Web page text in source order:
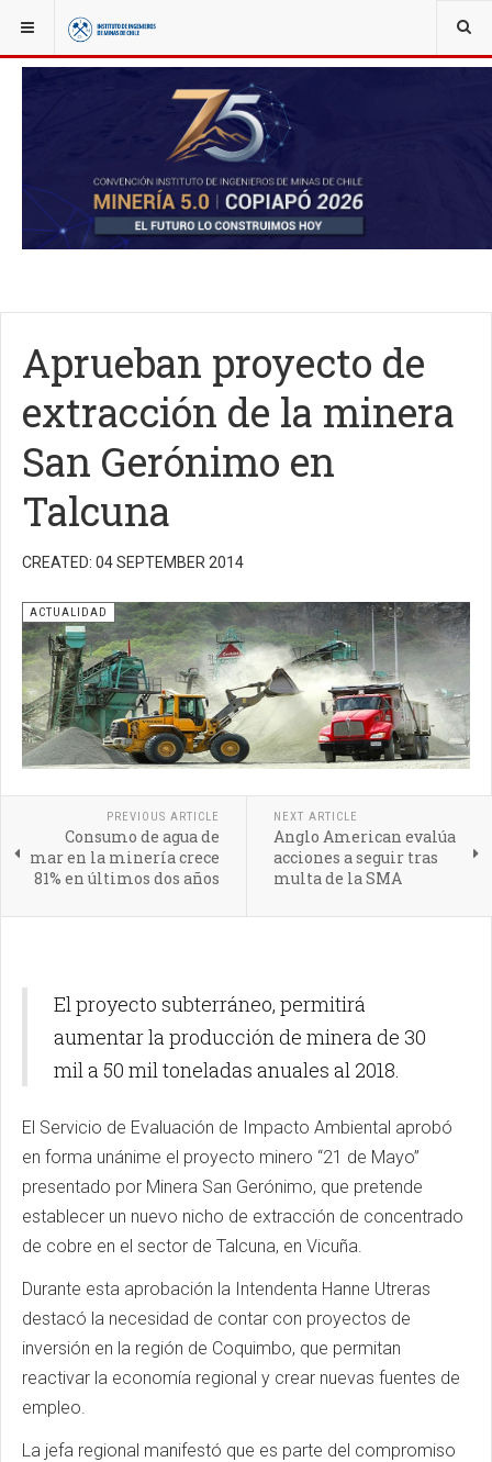
YOU ARE HERE: NOTICIAS
Aprueban proyecto de
extracción de la minera
San Gerónimo en
Talcuna
CREATED: 04 SEPTEMBER 2014
ACTUALIDAD
PREVIOUS ARTICLE
Consumo de agua de
mar en la minería crece
81% en últimos dos años
NEXT ARTICLE
Anglo American evalúa
acciones a seguir tras
multa de la SMA
El proyecto subterráneo, permitirá
aumentar la producción de minera de 30
mil a 50 mil toneladas anuales al 2018.
El Servicio de Evaluación de Impacto Ambiental aprobó
en forma unánime el proyecto minero “21 de Mayo”
presentado por Minera San Gerónimo, que pretende
establecer un nuevo nicho de extracción de concentrado
de cobre en el sector de Talcuna, en Vicuña.
Durante esta aprobación la Intendenta Hanne Utreras
destacó la necesidad de contar con proyectos de
inversión en la región de Coquimbo, que permitan
reactivar la economía regional y crear nuevas fuentes de
empleo.
La jefa regional manifestó que es parte del compromiso